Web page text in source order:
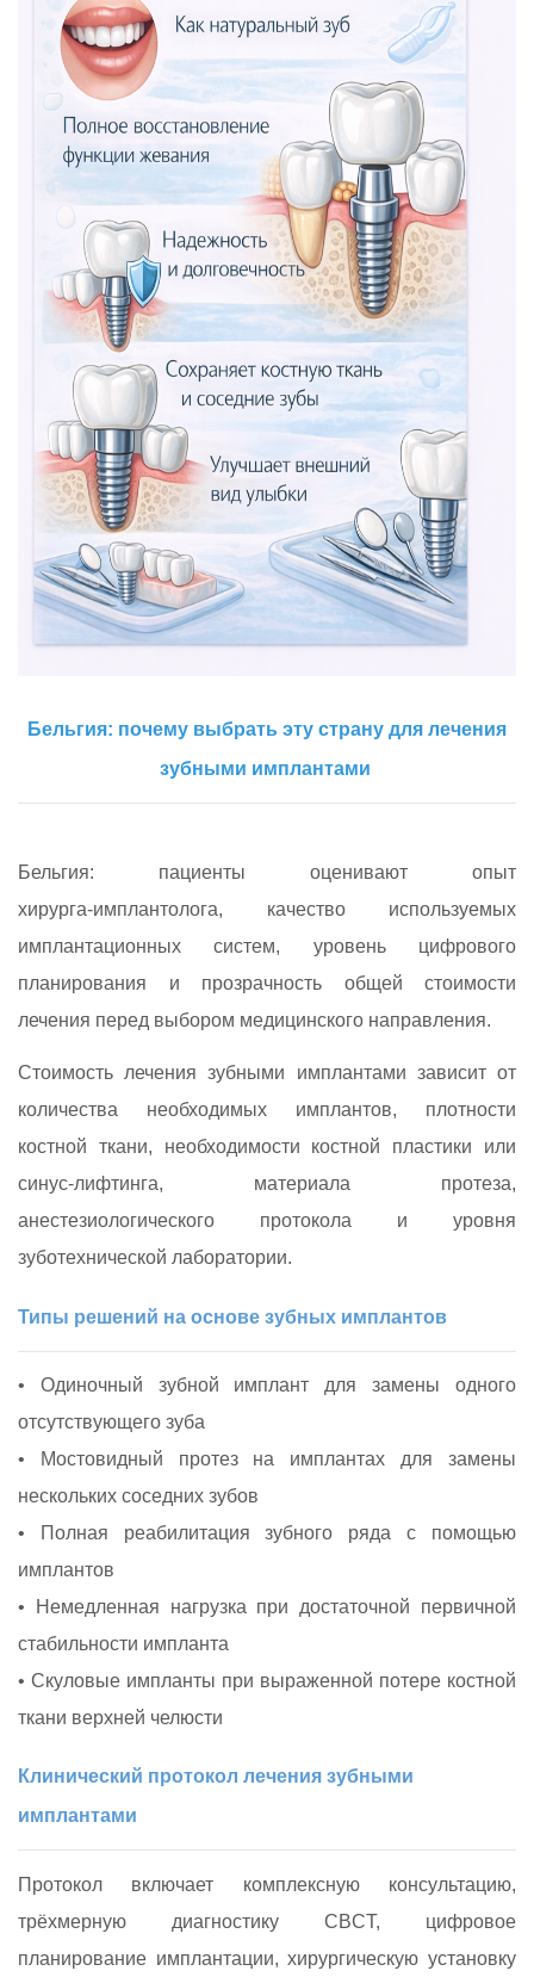
Бельгия: почему выбрать эту страну для лечения
зубными имплантами
Бельгия: пациенты оценивают опыт
хирурга‑имплантолога, качество используемых
имплантационных систем, уровень цифрового
планирования и прозрачность общей стоимости
лечения перед выбором медицинского направления.
Стоимость лечения зубными имплантами зависит от
количества необходимых имплантов, плотности
костной ткани, необходимости костной пластики или
синус‑лифтинга, материала протеза,
анестезиологического протокола и уровня
зуботехнической лаборатории.
Типы решений на основе зубных имплантов
• Одиночный зубной имплант для замены одного
отсутствующего зуба
• Мостовидный протез на имплантах для замены
нескольких соседних зубов
• Полная реабилитация зубного ряда с помощью
имплантов
• Немедленная нагрузка при достаточной первичной
стабильности импланта
• Скуловые импланты при выраженной потере костной
ткани верхней челюсти
Клинический протокол лечения зубными
имплантами
Протокол включает комплексную консультацию,
трёхмерную диагностику CBCT, цифровое
планирование имплантации, хирургическую установку